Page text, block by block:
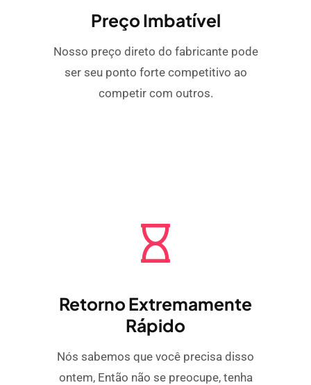
Preço Imbatível
Nosso preço direto do fabricante pode
ser seu ponto forte competitivo ao
competir com outros.
Retorno Extremamente
Rápido
Nós sabemos que você precisa disso
ontem, Então não se preocupe, tenha